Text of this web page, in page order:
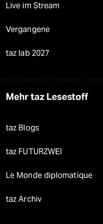
Live im Stream
Vergangene
taz lab 2027
Mehr taz Lesestoff
taz Blogs
taz FUTURZWEI
Le Monde diplomatique
taz Archiv